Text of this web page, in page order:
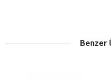
Benzer